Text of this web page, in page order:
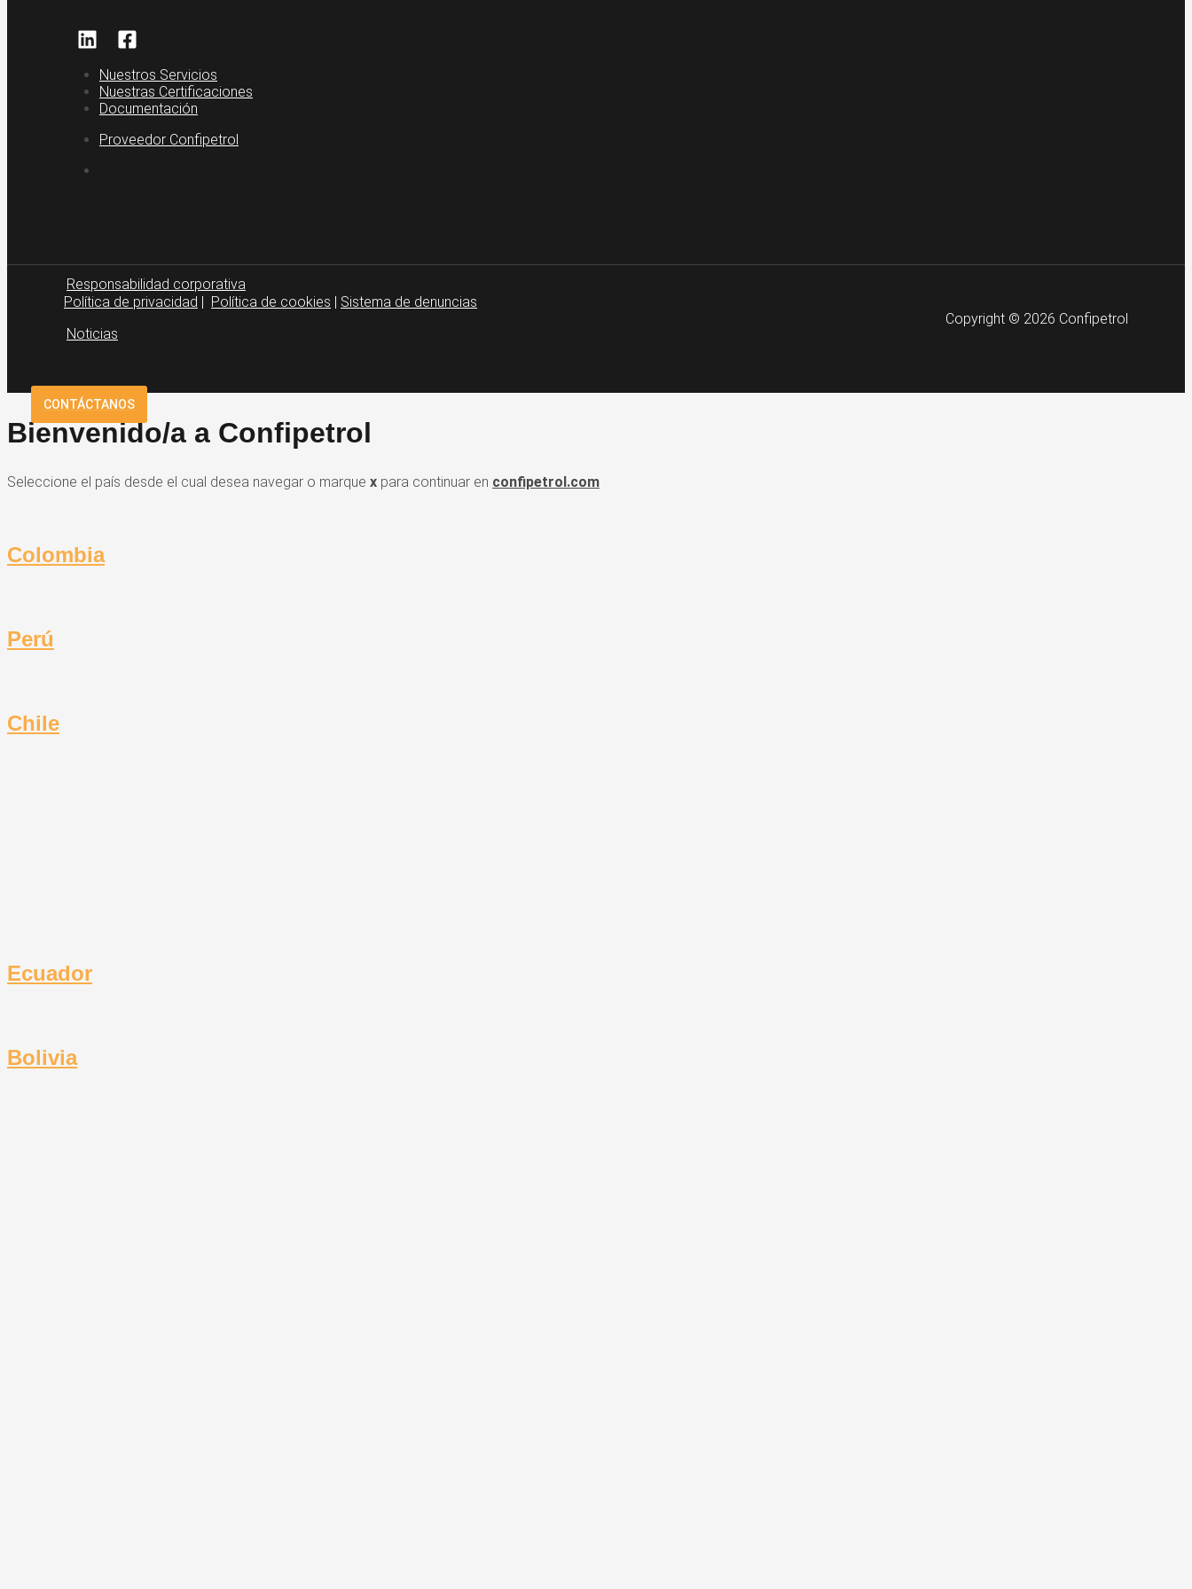
Responsabilidad corporativa
Noticias
CONTÁCTANOS
Nuestros Servicios
Nuestras Certificaciones
Documentación
Proveedor Confipetrol
Política de privacidad | Política de cookies | Sistema de denuncias
Copyright © 2026 Confipetrol
Bienvenido/a a Confipetrol
Seleccione el país desde el cual desea navegar o marque x para continuar en confipetrol.com
Colombia
Perú
Chile
Ecuador
Bolivia